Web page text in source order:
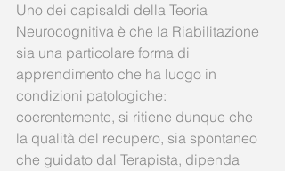
Uno dei capisaldi della Teoria
Neurocognitiva è che la Riabilitazione
sia una particolare forma di
apprendimento che ha luogo in
condizioni patologiche:
coerentemente, si ritiene dunque che
la qualità del recupero, sia spontaneo
che guidato dal Terapista, dipenda